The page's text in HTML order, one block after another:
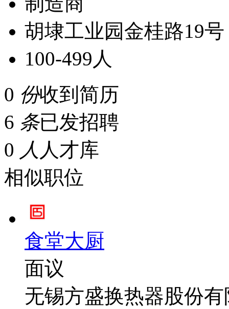
胡埭工业园金桂路19
100-499人
0 份收到简历
6 条已发招聘
0 人 人才库
相似职位
食堂大厨
面议
无锡方盛换热器股份